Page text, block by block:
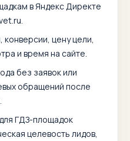
в Яндекс Директе
.
конверсии, цену цели,
и время на сайте.
без заявок или
обращений после
ГДЗ-площадок
целевость лидов,